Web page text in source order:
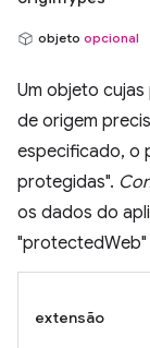
objeto opcional
Um objeto
de origem
especificado, o
protegidas".
os dados do
"protectedWeb"
extensão